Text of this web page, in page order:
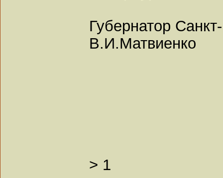
Губернатор
В.И.Матвиенко
> 1